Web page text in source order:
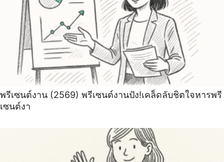
พรีเซนต์งาน (2569) พรีเซนต์งานปัง!เคล็ดลับชิตใจหารพรี
เซนต์งา